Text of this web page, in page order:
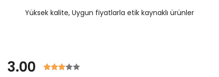
Yüksek kalite, Uygun fiyatlarla etik kaynaklı ürünler
3.00